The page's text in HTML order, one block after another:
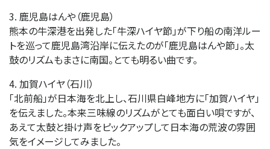
3. 鹿児島はんや（鹿児島）
熊本の牛深港を出発した「牛深ハイヤ節」が下り船の南洋ルー
トを巡って鹿児島湾沿岸に伝えたのが「鹿児島はんや節」。太
鼓のリズムもまさに南国。とても明るい曲です。
4. 加賀ハイヤ（石川）
「北前船」が日本海を北上し、石川県白峰地方に「加賀ハイヤ」
を伝えました。本来三味線のリズムがとても面白い唄ですが、
あえて太鼓と掛け声をピックアップして日本海の荒波の雰囲
気をイメージしてみました。